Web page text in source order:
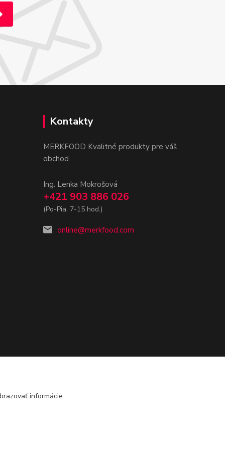
Kontakty
MERKFOOD Kvalitné produkty pre váš
obchod
Ing. Lenka Mokrošová
+421 903 886 026
(Po-Pia, 7-15 hod.)
online@merkfood.com
informácie